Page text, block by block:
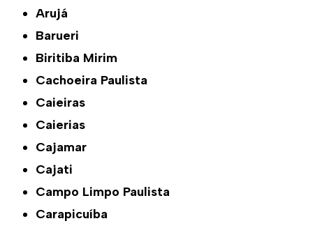
Arujá
Barueri
Biritiba Mirim
Cachoeira Paulista
Caieiras
Caierias
Cajamar
Cajati
Campo Limpo Paulista
Carapicuíba